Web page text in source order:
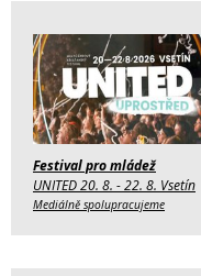
Festival pro mládež
UNITED 20. 8. - 22. 8. Vsetín
Mediálně spolupracujeme